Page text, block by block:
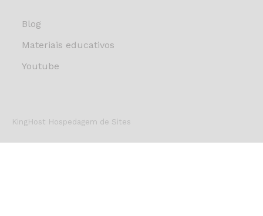
Blog
Materiais educativos
Youtube
KingHost Hospedagem de Sites